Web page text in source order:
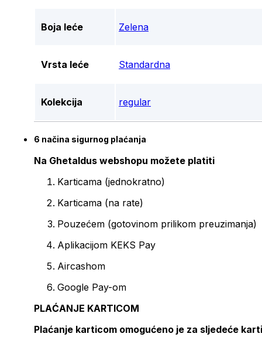
Boja leće Zelena
Vrsta leće Standardna
Kolekcija regular
6 načina sigurnog plaćanja
Na Ghetaldus webshopu možete platiti
Karticama (jednokratno)
Karticama (na rate)
Pouzećem (gotovinom prilikom preuzimanja)
Aplikacijom KEKS Pay
Aircashom
Google Pay-om
PLAĆANJE KARTICOM
Plaćanje karticom omogućeno je za sljedeće